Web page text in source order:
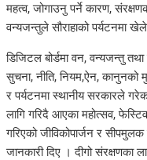
महत्व, जोगाउनु पर्ने कारण,
वन्यजन्तुले सौराहाको पर्यटनमा
डिजिटल बोर्डमा वन, वन्यजन्तु
सुचना, नीति, नियम,ऐन, कानुनको
र पर्यटनमा स्थानीय सरकारले
लागि गरिदै आएका महोत्सव,
गरिएको जीविकोपार्जन र
जानकारी दिए । दीगो संरक्षणका